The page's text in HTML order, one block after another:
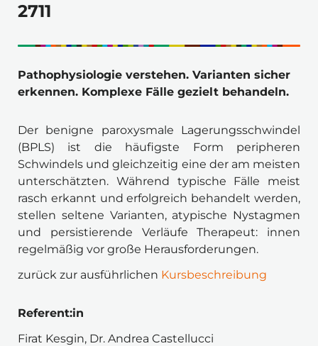
2711
Pathophysiologie verstehen. Varianten sicher
erkennen. Komplexe Fälle gezielt behandeln.
Der benigne paroxysmale Lagerungsschwindel
(BPLS) ist die häufigste Form peripheren
Schwindels und gleichzeitig eine der am meisten
unterschätzten. Während typische Fälle meist
rasch erkannt und erfolgreich behandelt werden,
stellen seltene Varianten, atypische Nystagmen
und persistierende Verläufe Therapeut: innen
regelmäßig vor große Herausforderungen.
zurück zur ausführlichen Kursbeschreibung
Referent:in
Firat Kesgin, Dr. Andrea Castellucci